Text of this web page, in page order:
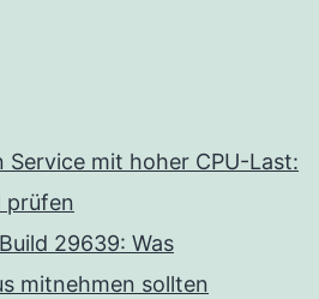
mit hoher CPU-Last:
prüfen
29639: Was
mitnehmen sollten